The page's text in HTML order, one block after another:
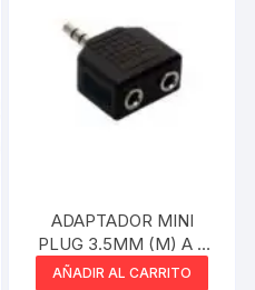
ADAPTADOR MINI
PLUG 3.5MM (M) A 2
MINI PLUG (H)
AÑADIR AL CARRITO